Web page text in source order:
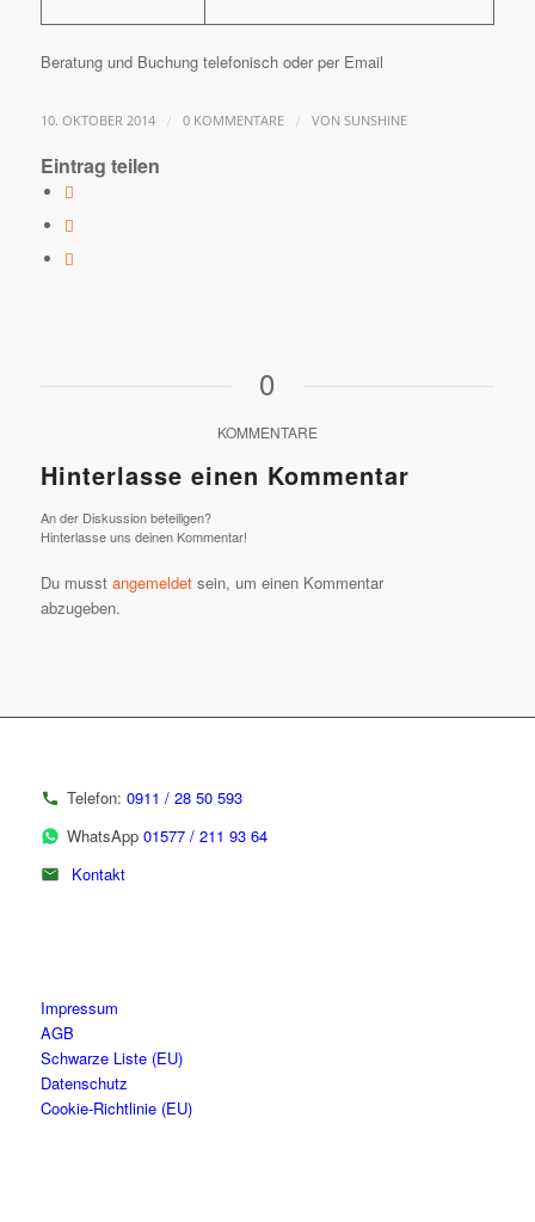
Beratung und Buchung telefonisch oder per Email
10. OKTOBER 2014 / 0 KOMMENTARE / VON SUNSHINE
Eintrag teilen
0
KOMMENTARE
Hinterlasse einen Kommentar
An der Diskussion beteiligen?
Hinterlasse uns deinen Kommentar!
Du musst angemeldetsein, um einen Kommentar
abzugeben.
Telefon: 0911 / 28 50 593
WhatsApp 01577 / 211 93 64
Kontakt
Impressum
AGB
Schwarze Liste (EU)
Datenschutz
Cookie-Richtlinie (EU)